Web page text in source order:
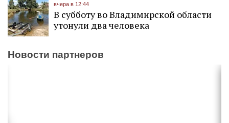
вчера в 12:44
В субботу во Владимирской области
утонули два человека
Новости партнеров